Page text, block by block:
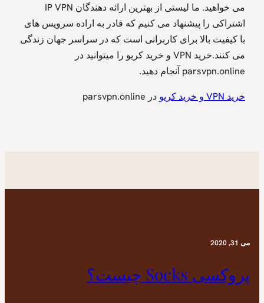
می خواهید. ما لیستی از بهترین ارائه دهندگان IP VPN
اشتراکی را پیشنهاد می کنیم که قادر به اراده سرویس های
با کیفیت بالا برای کاربرانی است که در سراسر جهان زندگی
می کنند.خرید VPN و خرید کریو را میتوانید در
parsvpn.online آنجام دهید.
خرید VPN و خرید کریو در parsvpn.online
می 31, 2020
پروکسی Socks چیست؟